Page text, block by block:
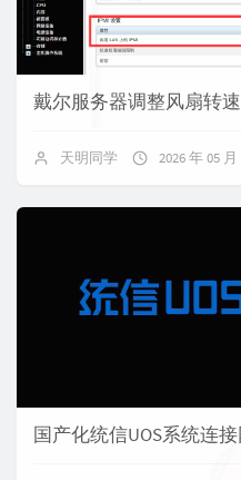
戴尔服务器调整风扇转
天明同学 2026 年 05 月
国产化统信UOS系统连